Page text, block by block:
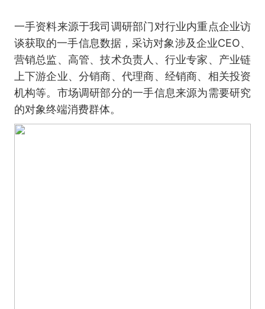
一手资料来源于我司调研部门对行业内重点企业访
谈获取的一手信息数据，采访对象涉及企业CEO、
营销总监、高管、技术负责人、行业专家、产业链
上下游企业、分销商、代理商、经销商、相关投资
机构等。市场调研部分的一手信息来源为需要研究
的对象终端消费群体。